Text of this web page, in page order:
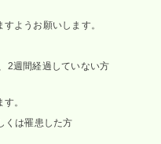
ようお願いします。
2週間経過していない方
。
くは罹患した方